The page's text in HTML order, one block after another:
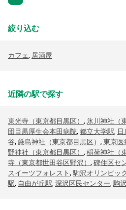
絞り込む
カフェ, 居酒屋
近隣の駅で探す
東光寺（東京都目黒区） , 氷川神社（
団目黒厚生会本田病院, 都立大学駅,
谷, 厳島神社（東京都目黒区） , 東京医
野神社（東京都目黒区） , 稲荷神社（
寺（東京都世田谷区野沢） , 碑住区セ
スイーツフォレスト, 駒沢オリンピッ
駅, 自由が丘駅, 深沢区民センター, 駒